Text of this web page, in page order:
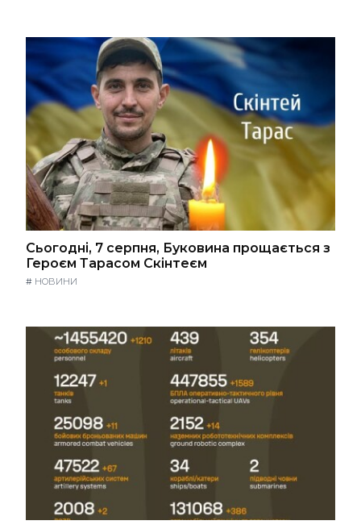
Сьогодні, 7 серпня, Буковина прощається з
Героєм Тарасом Скінтеєм
# НОВИНИ